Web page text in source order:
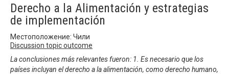
Derecho a la Alimentación y estrategias
de implementación
Местоположение: Чили
Discussion topic outcome
La conclusiones más relevantes fueron: 1. Es necesario que los
países incluyan el derecho a la alimentación, como derecho humano,